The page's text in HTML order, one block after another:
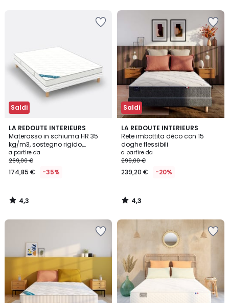
Saldi
LA REDOUTE INTERIEURS
Materasso in schiuma HR 35
kg/m3, sostegno rigido,
superficie morbida
a partire da
269,00 €
174,85 € -35%
4,3
/ 5
4,3
/
Saldi
LA REDOUTE INTERIEURS
Rete imbottita déco con 15
doghe flessibili
a partire da
299,00 €
239,20 € -20%
4,3
/ 5
4,3
/